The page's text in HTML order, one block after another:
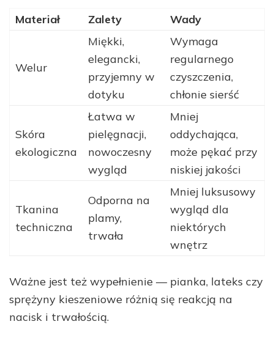
Materiał Zalety Wady
Welur
Miękki,
elegancki,
przyjemny w
dotyku
Wymaga
regularnego
czyszczenia,
chłonie sierść
Skóra
ekologiczna
Łatwa w
pielęgnacji,
nowoczesny
wygląd
Mniej
oddychająca,
może pękać przy
niskiej jakości
Tkanina
techniczna
Odporna na
plamy,
trwała
Mniej luksusowy
wygląd dla
niektórych
wnętrz
Ważne jest też wypełnienie — pianka, lateks czy
sprężyny kieszeniowe różnią się reakcją na
nacisk i trwałością.